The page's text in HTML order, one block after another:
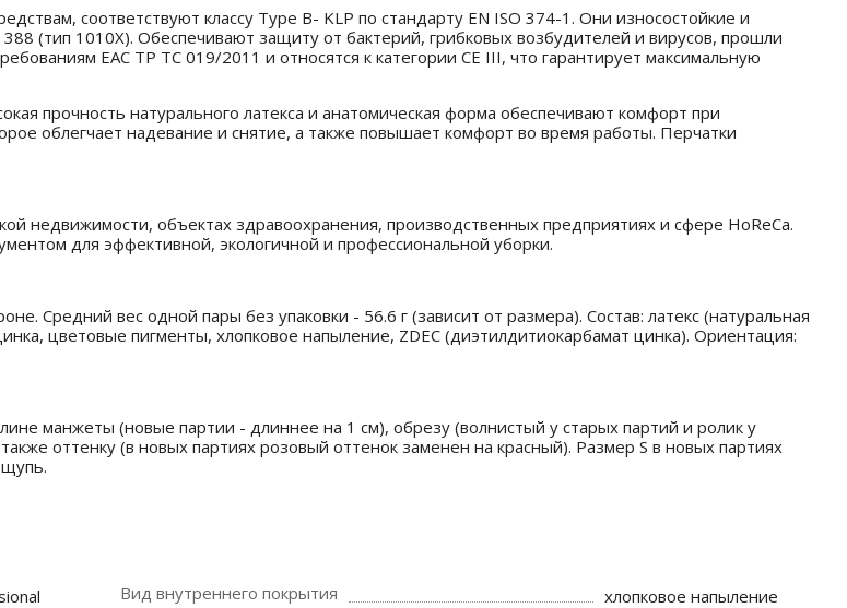
соответствуют классу Type B- KLP по стандарту EN ISO 374-1. Они износостойкие и
(тип 1010Х). Обеспечивают защиту от бактерий, грибковых возбудителей и вирусов, прошли
EAC ТР ТС 019/2011 и относятся к категории CE III, что гарантирует максимальную
прочность натурального латекса и анатомическая форма обеспечивают комфорт при
облегчает надевание и снятие, а также повышает комфорт во время работы. Перчатки
недвижимости, объектах здравоохранения, производственных предприятиях и сфере HoReCa.
для эффективной, экологичной и профессиональной уборки.
Средний вес одной пары без упаковки - 56.6 г (зависит от размера). Состав: латекс (натуральная
цветовые пигменты, хлопковое напыление, ZDEC (диэтилдитиокарбамат цинка). Ориентация:
манжеты (новые партии - длиннее на 1 см), обрезу (волнистый у старых партий и ролик у
оттенку (в новых партиях розовый оттенок заменен на красный). Размер S в новых партиях
Вид внутреннего покрытия
хлопковое напыление